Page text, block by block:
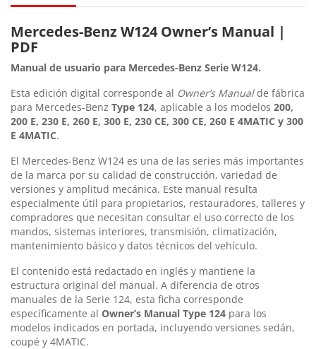
Mercedes-Benz W124 Owner’s Manual |
PDF
Manual de usuario para Mercedes-Benz Serie W124.
Esta edición digital corresponde al Owner’s Manualde fábrica
para Mercedes-Benz Type 124, aplicable a los modelos 200,
200 E, 230 E, 260 E, 300 E, 230 CE, 300 CE, 260 E 4MATIC y 300
E 4MATIC.
El Mercedes-Benz W124 es una de las series más importantes
de la marca por su calidad de construcción, variedad de
versiones y amplitud mecánica. Este manual resulta
especialmente útil para propietarios, restauradores, talleres y
compradores que necesitan consultar el uso correcto de los
mandos, sistemas interiores, transmisión, climatización,
mantenimiento básico y datos técnicos del vehículo.
El contenido está redactado en inglés y mantiene la
estructura original del manual. A diferencia de otros
manuales de la Serie 124, esta ficha corresponde
específicamente al Owner’s Manual Type 124 para los
modelos indicados en portada, incluyendo versiones sedán,
coupé y 4MATIC.